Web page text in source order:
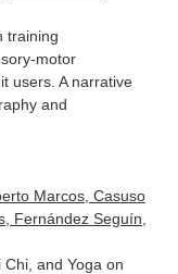
training
motor
users. A narrative
and
Marcos, Casuso
Fernández Seguín,
and Yoga on